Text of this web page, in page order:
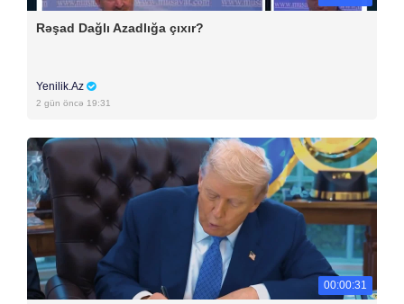
Rəşad Dağlı Azadlığa çıxır?
Yenilik.Az
2 gün öncə 19:31
00:00:31